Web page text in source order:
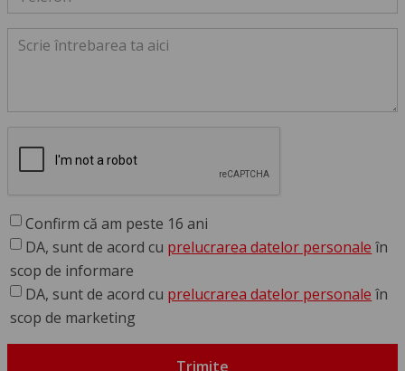
Confirm că am peste 16 ani
DA, sunt de acord cu prelucrarea datelor personale în
scop de informare
DA, sunt de acord cu prelucrarea datelor personale în
scop de marketing
Trimite